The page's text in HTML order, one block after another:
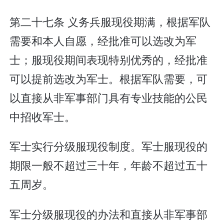
第二十七条 义务兵服现役期满，根据军队
需要和本人自愿，经批准可以选改为军
士；服现役期间表现特别优秀的，经批准
可以提前选改为军士。根据军队需要，可
以直接从非军事部门具有专业技能的公民
中招收军士。
军士实行分级服现役制度。军士服现役的
期限一般不超过三十年，年龄不超过五十
五周岁。
军士分级服现役的办法和直接从非军事部